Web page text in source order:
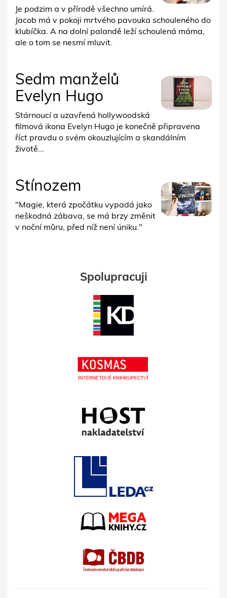
Je podzim a v přírodě všechno umírá.
Jacob má v pokoji mrtvého pavouka schouleného do
klubíčka. A na dolní palandě leží schoulená máma,
ale o tom se nesmí mluvit.
Sedm manželů
Evelyn Hugo
Stárnoucí a uzavřená hollywoodská
filmová ikona Evelyn Hugo je konečně připravena
říct pravdu o svém okouzlujícím a skandálním
životě...
Stínozem
"Magie, která zpočátku vypadá jako
neškodná zábava, se má brzy změnit
v noční můru, před níž není úniku."
Spolupracuji